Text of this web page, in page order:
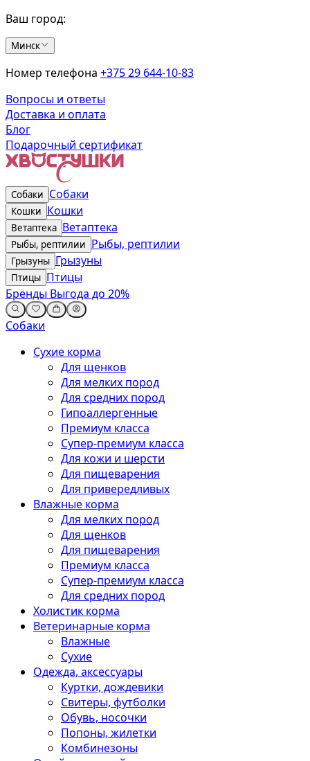
Ваш город:
Минск
Номер телефона +375 29 644-10-83
Вопросы и ответы
Доставка и оплата
Блог
Подарочный сертификат
Собаки Собаки
Кошки Кошки
Ветаптека Ветаптека
Рыбы, рептилии Рыбы, рептилии
Грызуны Грызуны
Птицы Птицы
Бренды Выгода до 20%
Собаки
Сухие корма
Для щенков
Для мелких пород
Для средних пород
Гипоаллергенные
Премиум класса
Супер-премиум класса
Для кожи и шерсти
Для пищеварения
Для привередливых
Влажные корма
Для мелких пород
Для щенков
Для пищеварения
Премиум класса
Супер-премиум класса
Для средних пород
Холистик корма
Ветеринарные корма
Влажные
Сухие
Одежда, аксессуары
Куртки, дождевики
Свитеры, футболки
Обувь, носочки
Попоны, жилетки
Комбинезоны